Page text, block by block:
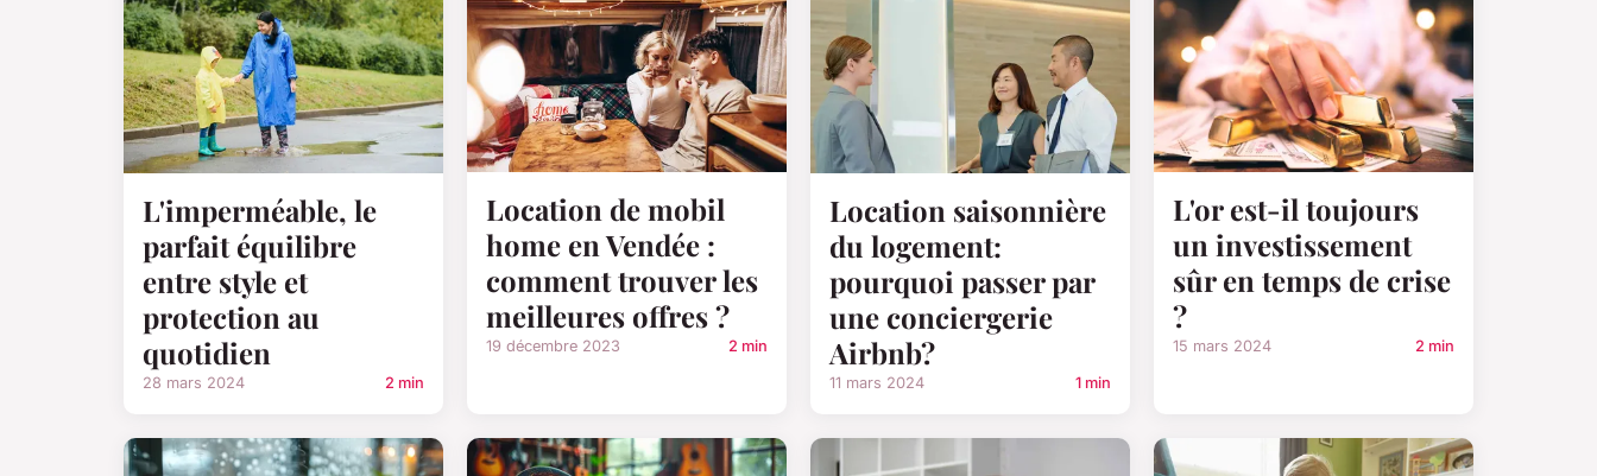
L'imperméable, le
parfait équilibre
entre style et
protection au
quotidien
28 mars 2024 2 min
Location de mobil
home en Vendée :
comment trouver les
meilleures offres ?
19 décembre 2023 2 min
Location saisonnière
du logement:
pourquoi passer par
une conciergerie
Airbnb?
11 mars 2024 1 min
L'or est-il toujours
un investissement
sûr en temps de crise
?
15 mars 2024 2 min